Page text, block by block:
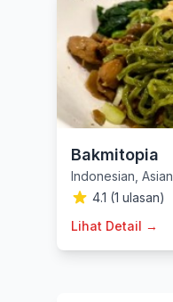
Bakmitopia
Indonesian Asian
4.1 (1 ulasan)
Lihat Detail →